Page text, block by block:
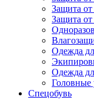
Защита от
Защита
Одежда
Одежда
Головные
Спецобувь